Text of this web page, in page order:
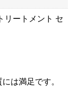
リートメント セ
は満足です。